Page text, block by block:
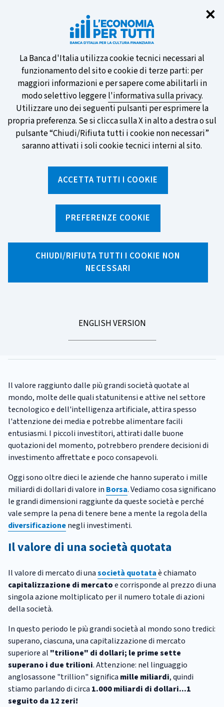
✕
Informativa
sui
cookie
La Banca d'Italia utilizza cookie tecnici necessari al
funzionamento del sito e cookie di terze parti: per
maggiori informazioni e per sapere come abilitarli in
modo selettivo leggerel'informativa sulla privacy.
Utilizzare uno dei seguenti pulsanti per esprimere la
propria preferenza. Se si clicca sulla X in alto a destra o sul
pulsante “Chiudi/Rifiuta tutti i cookie non necessari”
saranno attivati i soli cookie tecnici interni al sito.
ACCETTA TUTTI I COOKIE
PREFERENZE COOKIE
CHIUDI/RIFIUTA TUTTI I COOKIE NON
NECESSARI
GO
ENGLISH VERSION
Partecipa al sondaggio della BCE
sulle nuove banconote e vota la tua
preferita!
SCOPRI DI PIÙ
Facebook
LinkedinWhatsApp
Email
Il valore raggiunto dalle più grandi società quotate al
mondo, molte delle quali statunitensi e attive nel settore
tecnologico e dell'intelligenza artificiale, attira spesso
l'attenzione dei media e potrebbe alimentare facili
entusiasmi. I piccoli investitori, attirati dalle buone
quotazioni del momento, potrebbero prendere decisioni di
investimento affrettate e poco consapevoli.
Oggi sono oltre dieci le aziende che hanno superato i mille
miliardi di dollari di valore in Borsa. Vediamo cosa significano
le grandi dimensioni raggiunte da queste società e perché
vale sempre la pena di tenere bene a mente la regola della
diversificazionenegli investimenti.
Il valore di una società quotata
Il valore di mercato di unasocietà quotataè chiamato
capitalizzazione di mercatoe corrisponde al prezzo di una
singola azione moltiplicato per il numero totale di azioni
della società.
In questo periodo le più grandi società al mondo sono tredici:
superano, ciascuna, una capitalizzazione di mercato
superiore al "trilione" di dollari; le prime sette
superano i due trilioni. Attenzione: nel linguaggio
anglosassone "trillion" significa mille miliardi, quindi
stiamo parlando di circa 1.000 miliardi di dollari...1
seguito da 12 zeri!